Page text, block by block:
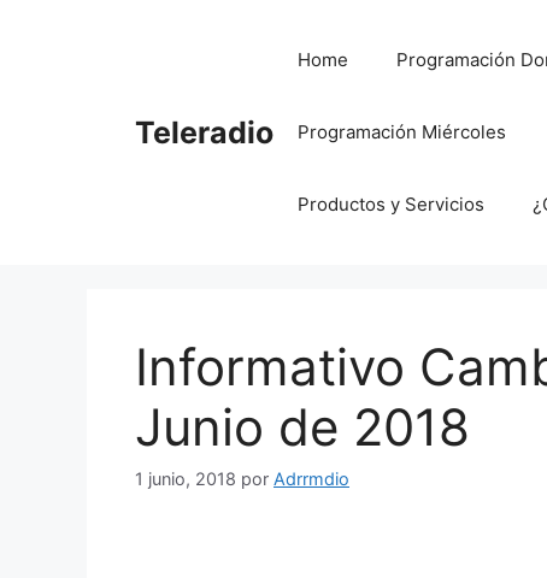
Teleradio
Home Programación
Programación Miércoles
Productos y Servicios
Informativo
Junio de 2018
1 junio, 2018 por Adrrmdio